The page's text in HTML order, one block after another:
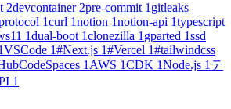
2devcontainer 2pre-commit 1 gitleaks
1curl 1notion 1notion-api 1typescript
1dual-boot 1clonezilla 1 gparted 1ssd
VSCode 1#Next.js 1#Vercel 1#tailwindcss
1 AWS 1CDK 1Node.js 1 テ
1